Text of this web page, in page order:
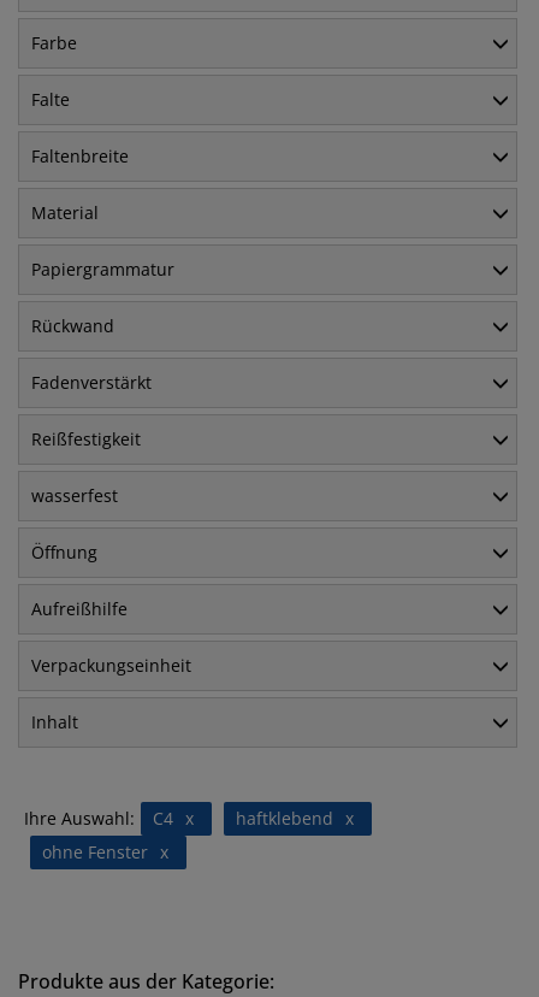
Farbe
Falte
Faltenbreite
Material
Papiergrammatur
Rückwand
Fadenverstärkt
Reißfestigkeit
wasserfest
Öffnung
Aufreißhilfe
Verpackungseinheit
Inhalt
Ihre Auswahl: x
C4 x
haftklebend
x
ohne Fenster
Produkte aus der Kategorie: